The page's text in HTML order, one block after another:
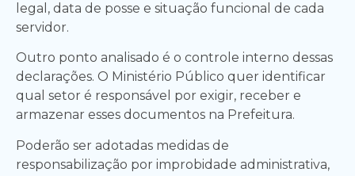
legal, data de posse e situação funcional de cada
servidor.
Outro ponto analisado é o controle interno dessas
declarações. O Ministério Público quer identificar
qual setor é responsável por exigir, receber e
armazenar esses documentos na Prefeitura.
Poderão ser adotadas medidas de
responsabilização por improbidade administrativa,